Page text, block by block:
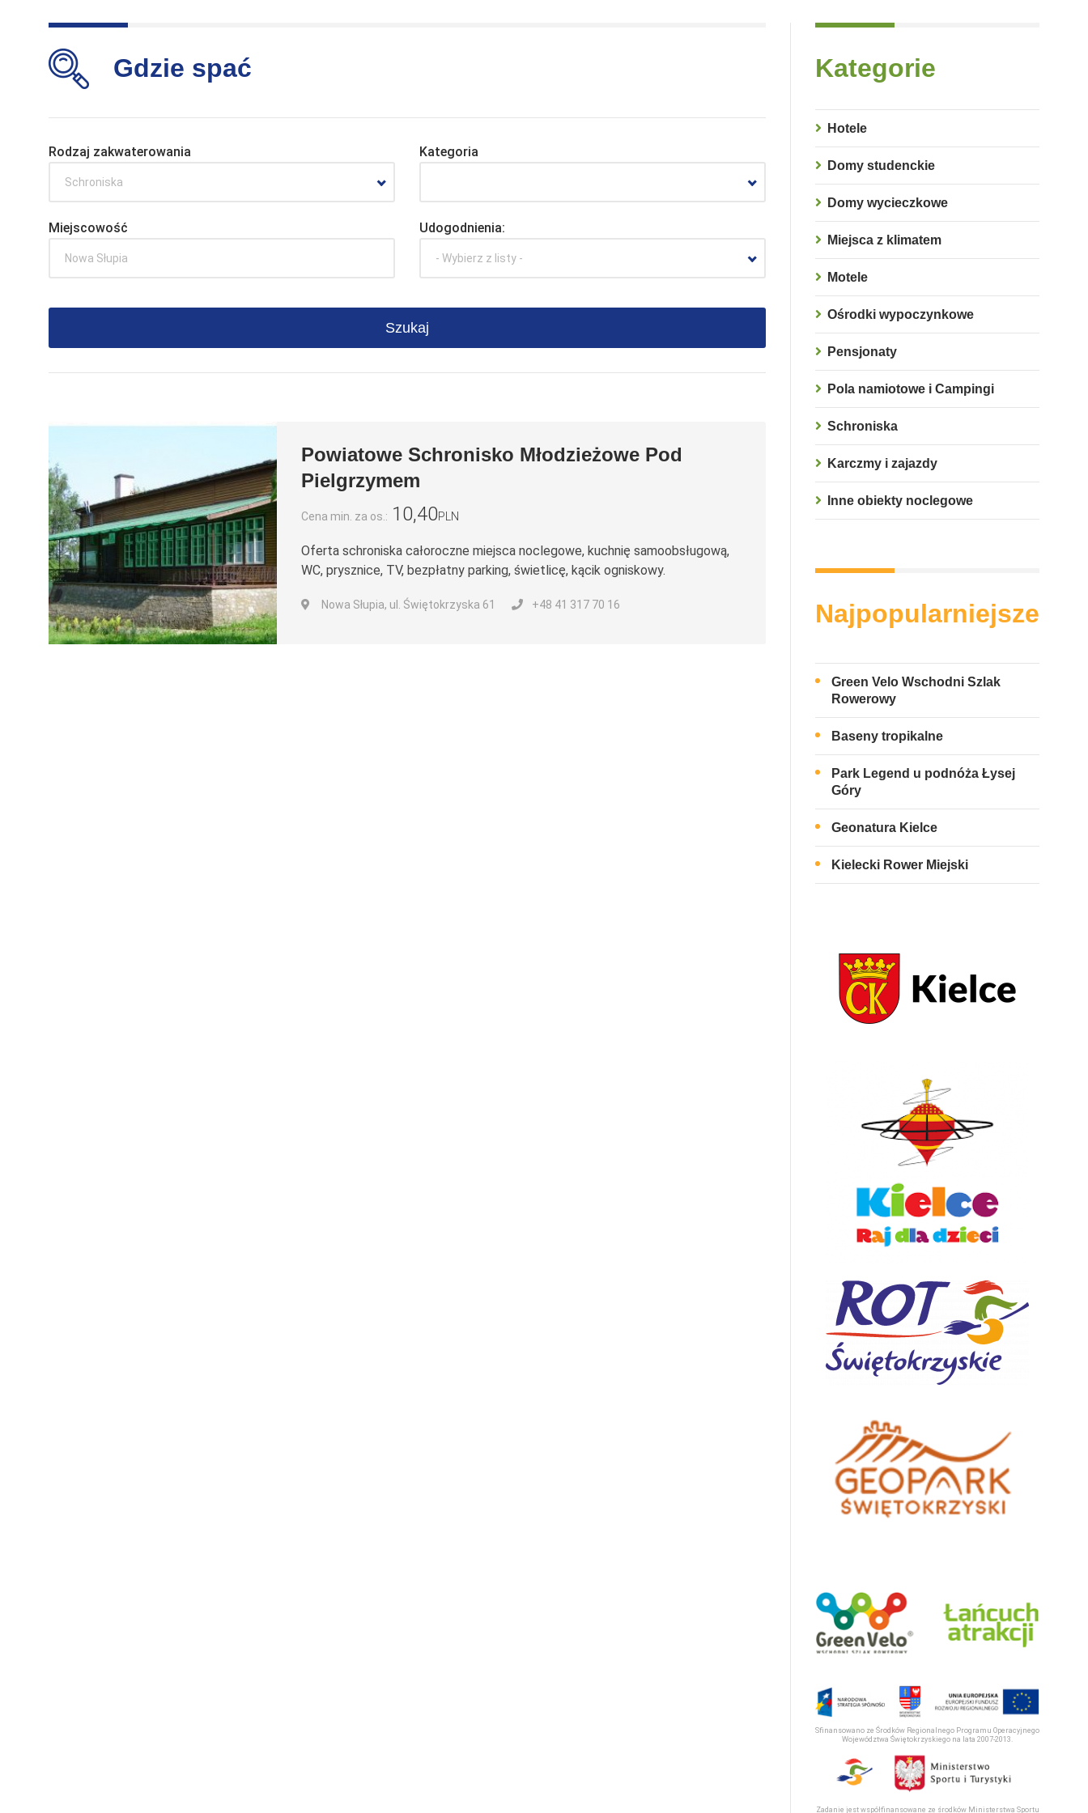
Gdzie spać
Rodzaj zakwaterowania
Schroniska
Kategoria
Miejscowość Udogodnienia:
- Wybierz z listy -
Powiatowe Schronisko Młodzieżowe Pod
Pielgrzymem
Cena min. za os.: 10,40PLN
Oferta schroniska całoroczne miejsca noclegowe, kuchnię samoobsługową,
WC, prysznice, TV, bezpłatny parking, świetlicę, kącik ogniskowy.
Nowa Słupia, ul. Świętokrzyska 61 +48 41 317 70 16
Kategorie
Hotele
Domy studenckie
Domy wycieczkowe
Miejsca z klimatem
Motele
Ośrodki wypoczynkowe
Pensjonaty
Pola namiotowe i Campingi
Schroniska
Karczmy i zajazdy
Inne obiekty noclegowe
Najpopularniejsze
Green Velo Wschodni Szlak
Rowerowy
Baseny tropikalne
Park Legend u podnóża Łysej
Góry
Geonatura Kielce
Kielecki Rower Miejski
Sfinansowano ze Środków Regionalnego Programu Operacyjnego
Województwa Świętokrzyskiego na lata 2007-2013.
Zadanie jest współfinansowane ze środków Ministerstwa Sportu